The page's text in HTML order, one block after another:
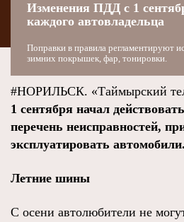
Изменения ПДД с 1
каждого автовладельца
Поправки в правила регламентируют
зимних покрышек, фар, тонировки.
#НОРИЛЬСК. «Таймырский
1 сентября начал
перечень неисправностей,
эксплуатировать автомобили.
Летние шины
С осени автолюбители не